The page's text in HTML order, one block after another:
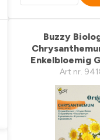
Buzzy
Enkelbloemig
Art nr.